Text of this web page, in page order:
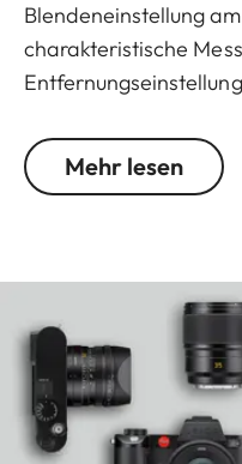
Blendeneinstellung
charakteristische
Komponenten wurden
ersten M-Kameras
die nächsten 60
bestehen. Denn die
in puristischer
feinmechanische
es bei der Fotografie
Mehr lesen